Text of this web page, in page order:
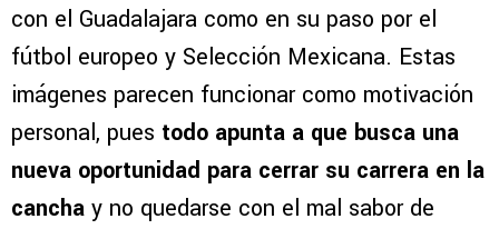
con el Guadalajara como en su paso por el
fútbol europeo y Selección Mexicana. Estas
imágenes parecen funcionar como motivación
personal, pues todo apunta a que busca una
nueva oportunidad para cerrar su carrera en la
cancha y no quedarse con el mal sabor de